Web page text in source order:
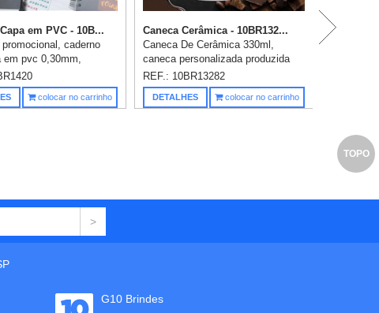
em PVC - 10B...
caderno
em pvc 0,30mm,
em silk 1 cor já incluso
miolo com 96
papel off-set 75gr,
colocar no carrinho
Caneca Cerâmica - 10BR132...
Caneca De Cerâmica 330ml,
caneca personalizada produzida
em cerâmica. Gravação em 1 cor
(1 lado) já incluso.
REF.: 10BR13282
DETALHES colocar no carrinho
TOPO
G10 Brindes